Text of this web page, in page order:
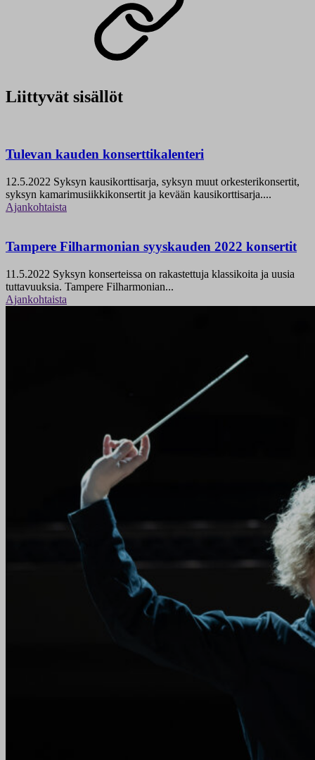
Liittyvät sisällöt
Tulevan kauden konserttikalenteri
12.5.2022 Syksyn kausikorttisarja, syksyn muut orkesterikonsertit,
syksyn kamarimusiikkikonsertit ja kevään kausikorttisarja....
Ajankohtaista
Tampere Filharmonian syyskauden 2022 konsertit
11.5.2022 Syksyn konserteissa on rakastettuja klassikoita ja uusia
tuttavuuksia. Tampere Filharmonian...
Ajankohtaista